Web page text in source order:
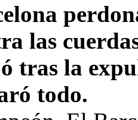
las
tras la
todo.